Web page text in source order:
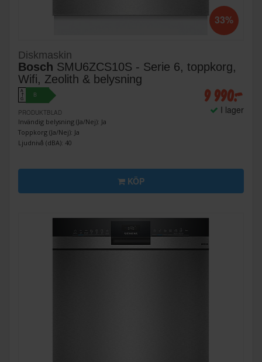
33%
Diskmaskin
Bosch SMU6ZCS10S - Serie 6, toppkorg,
Wifi, Zeolith & belysning
A
↑
G
B
PRODUKTBLAD
Invändig belysning (Ja/Nej): Ja
Toppkorg (Ja/Nej): Ja
Ljudnivå (dBA): 40
9 990:-
I lager
KÖP